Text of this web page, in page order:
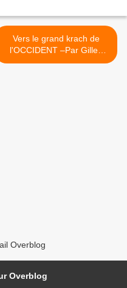
Vers le grand krach de
l'OCCIDENT –Par Gilles
Questiaux >
Overblog
Overblog